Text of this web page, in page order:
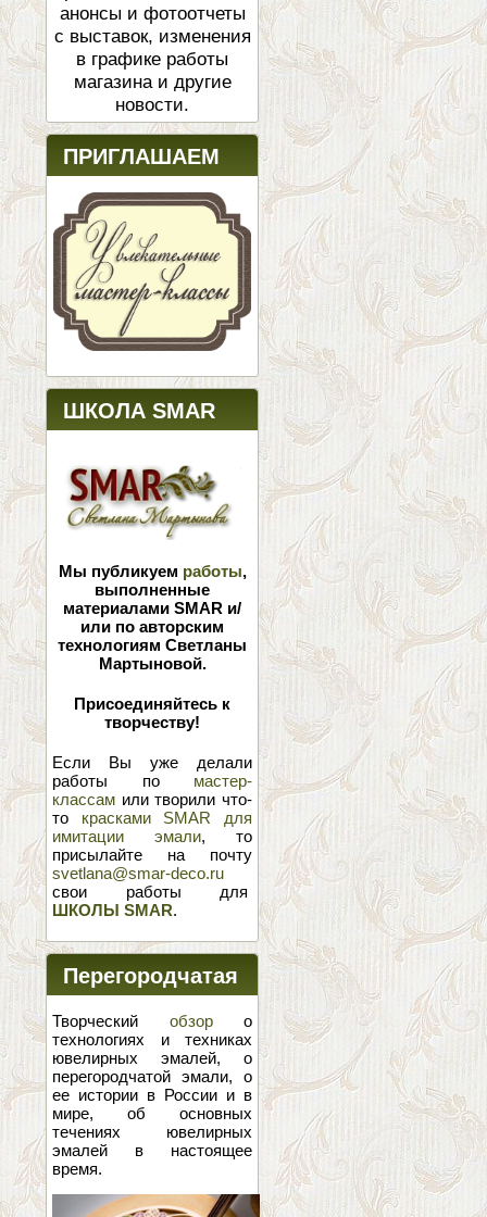
анонсы и фотоотчеты
с выставок, изменения
в графике работы
магазина и другие
новости.
ПРИГЛАШАЕМ
ШКОЛА SMAR
Мы публикуем работы,
выполненные
материалами SMAR и/
или по авторским
технологиям Светланы
Мартыновой.
Присоединяйтесь к
творчеству!
Если Вы уже делали
работы по мастер-
классам или творили что-
то красками SMAR для
имитации эмали, то
присылайте на почту
svetlana@smar-deco.ru
свои работы для
ШКОЛЫ SMAR.
Перегородчатая
эмаль
Творческий обзоро
технологиях и техниках
ювелирных эмалей, о
перегородчатой эмали, о
ее истории в России и в
мире, об основных
течениях ювелирных
эмалей в настоящее
время.